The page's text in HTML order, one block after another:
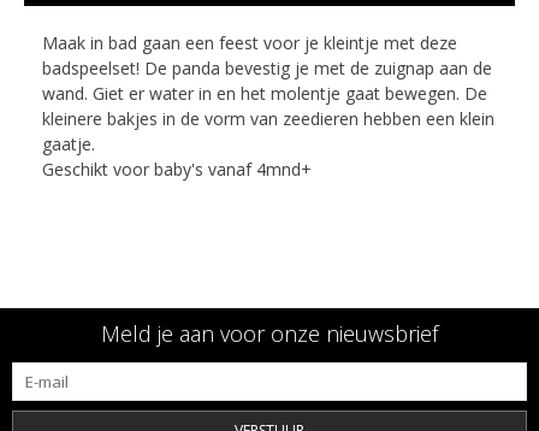
Maak in bad gaan een feest voor je kleintje met deze
badspeelset! De panda bevestig je met de zuignap aan de
wand. Giet er water in en het molentje gaat bewegen. De
kleinere bakjes in de vorm van zeedieren hebben een klein
gaatje.
Geschikt voor baby's vanaf 4mnd+
Meld je aan voor onze nieuwsbrief